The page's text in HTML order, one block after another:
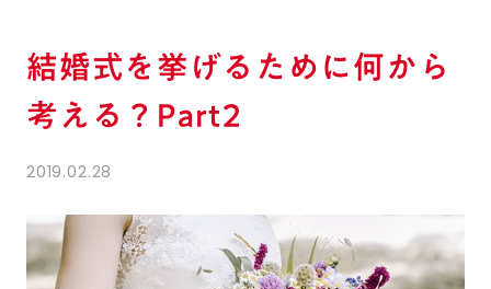
結婚式を挙げるために何から
考える？Part2
2019.02.28